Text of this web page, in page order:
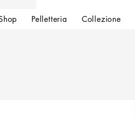
Pelletteria Collezione